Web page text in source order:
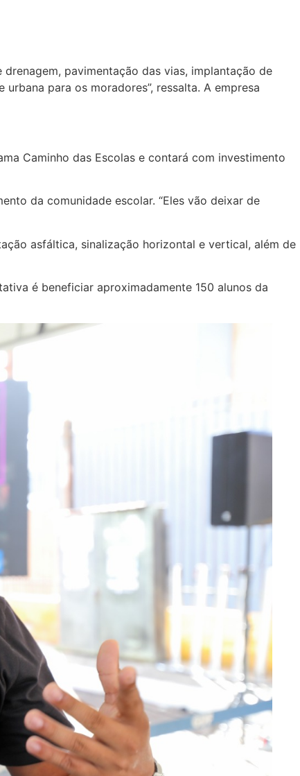
pavimentação das vias, implantação de
para os moradores”, ressalta. A empresa
Caminho das Escolas e contará com investimento
da comunidade escolar. “Eles vão deixar de
asfáltica, sinalização horizontal e vertical, além de
é beneficiar aproximadamente 150 alunos da